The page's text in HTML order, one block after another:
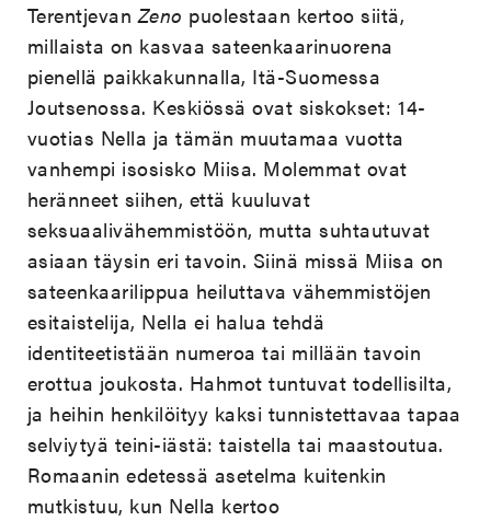
Terentjevan Zeno puolestaan kertoo siitä,
millaista on kasvaa sateenkaarinuorena
pienellä paikkakunnalla, Itä-Suomessa
Joutsenossa. Keskiössä ovat siskokset: 14-
vuotias Nella ja tämän muutamaa vuotta
vanhempi isosisko Miisa. Molemmat ovat
heränneet siihen, että kuuluvat
seksuaalivähemmistöön, mutta suhtautuvat
asiaan täysin eri tavoin. Siinä missä Miisa on
sateenkaarilippua heiluttava vähemmistöjen
esitaistelija, Nella ei halua tehdä
identiteetistään numeroa tai millään tavoin
erottua joukosta. Hahmot tuntuvat todellisilta,
ja heihin henkilöityy kaksi tunnistettavaa tapaa
selviytyä teini-iästä: taistella tai maastoutua.
Romaanin edetessä asetelma kuitenkin
mutkistuu, kun Nella kertoo